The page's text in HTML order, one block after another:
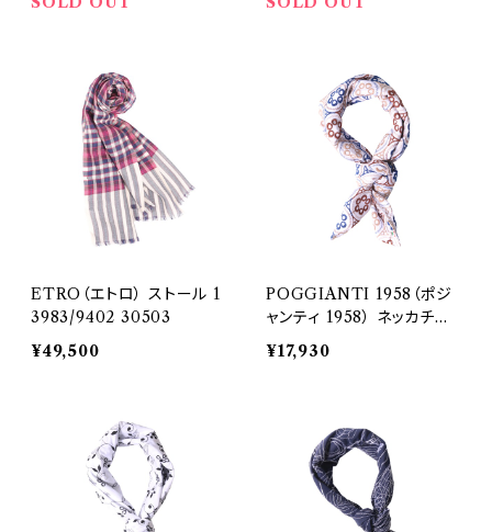
ETRO（エトロ） ストール 1
3983/9402 30503
¥49,500
POGGIANTI 1958（ポジ
ャンティ 1958） ネッカチー
フ 33418
¥17,930